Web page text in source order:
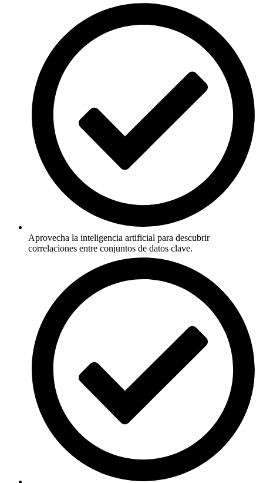
Aprovecha la inteligencia artificial para descubrir
correlaciones entre conjuntos de datos clave.